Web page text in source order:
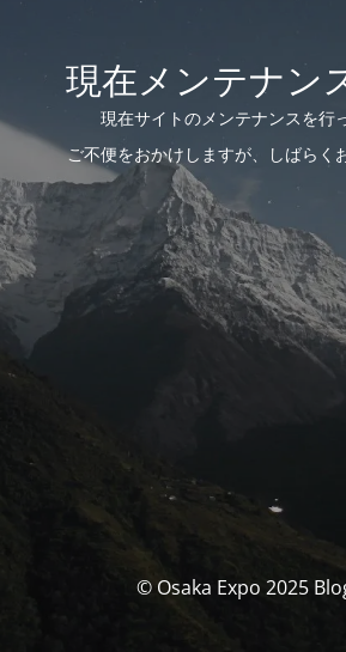
現在メンテナン
現在サイトのメンテナンスを行
ご不便をおかけしますが、しばらく
© Osaka Expo 2025